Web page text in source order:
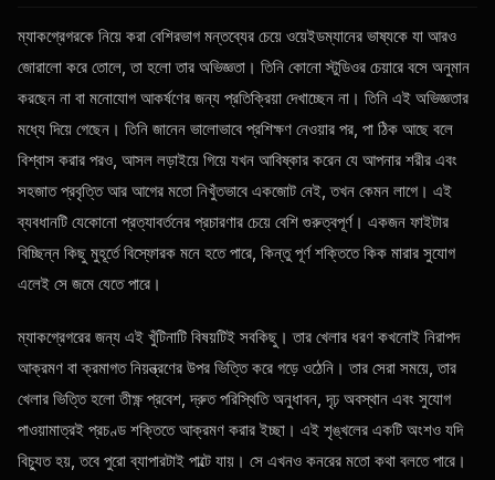
ম্যাকগ্রেগরকে নিয়ে করা বেশিরভাগ মন্তব্যের চেয়ে ওয়েইডম্যানের ভাষ্যকে যা আরও
জোরালো করে তোলে, তা হলো তার অভিজ্ঞতা। তিনি কোনো স্টুডিওর চেয়ারে বসে অনুমান
করছেন না বা মনোযোগ আকর্ষণের জন্য প্রতিক্রিয়া দেখাচ্ছেন না। তিনি এই অভিজ্ঞতার
মধ্যে দিয়ে গেছেন। তিনি জানেন ভালোভাবে প্রশিক্ষণ নেওয়ার পর, পা ঠিক আছে বলে
বিশ্বাস করার পরও, আসল লড়াইয়ে গিয়ে যখন আবিষ্কার করেন যে আপনার শরীর এবং
সহজাত প্রবৃত্তি আর আগের মতো নিখুঁতভাবে একজোট নেই, তখন কেমন লাগে। এই
ব্যবধানটি যেকোনো প্রত্যাবর্তনের প্রচারণার চেয়ে বেশি গুরুত্বপূর্ণ। একজন ফাইটার
বিচ্ছিন্ন কিছু মুহূর্তে বিস্ফোরক মনে হতে পারে, কিন্তু পূর্ণ শক্তিতে কিক মারার সুযোগ
এলেই সে জমে যেতে পারে।
ম্যাকগ্রেগরের জন্য এই খুঁটিনাটি বিষয়টিই সবকিছু। তার খেলার ধরণ কখনোই নিরাপদ
আক্রমণ বা ক্রমাগত নিয়ন্ত্রণের উপর ভিত্তি করে গড়ে ওঠেনি। তার সেরা সময়ে, তার
খেলার ভিত্তি হলো তীক্ষ্ণ প্রবেশ, দ্রুত পরিস্থিতি অনুধাবন, দৃঢ় অবস্থান এবং সুযোগ
পাওয়ামাত্রই প্রচণ্ড শক্তিতে আক্রমণ করার ইচ্ছা। এই শৃঙ্খলের একটি অংশও যদি
বিচ্যুত হয়, তবে পুরো ব্যাপারটাই পাল্টে যায়। সে এখনও কনরের মতো কথা বলতে পারে।